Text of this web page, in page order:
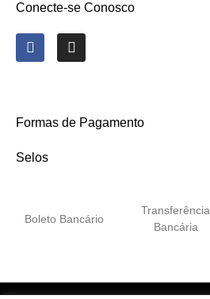
Conecte-se Conosco
Formas de Pagamento
Selos
Boleto Bancário
Transferência
Bancária